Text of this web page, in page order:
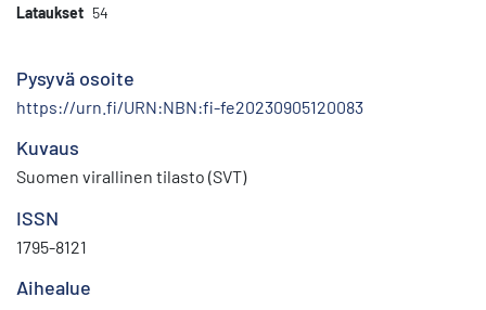
Lataukset 54
Pysyvä osoite
https://urn.fi/URN:NBN:fi-fe20230905120083
Kuvaus
Suomen virallinen tilasto (SVT)
ISSN
1795-8121
Aihealue